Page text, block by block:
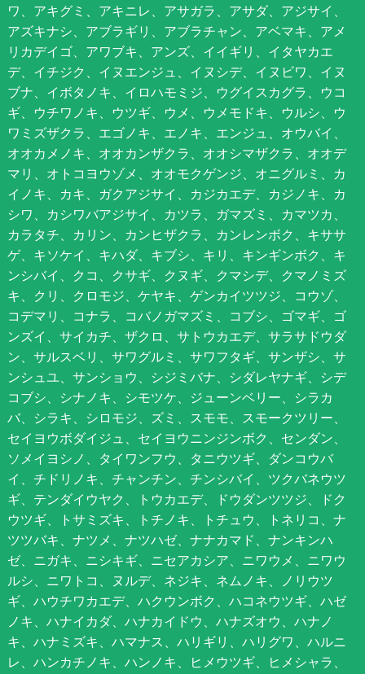
ワ、アキグミ、アキニレ、アサガラ、アサダ、アジサイ、
アズキナシ、アブラギリ、アブラチャン、アベマキ、アメ
リカデイゴ、アワブキ、アンズ、イイギリ、イタヤカエ
デ、イチジク、イヌエンジュ、イヌシデ、イヌビワ、イヌ
ブナ、イボタノキ、イロハモミジ、ウグイスカグラ、ウコ
ギ、ウチワノキ、ウツギ、ウメ、ウメモドキ、ウルシ、ウ
ワミズザクラ、エゴノキ、エノキ、エンジュ、オウバイ、
オオカメノキ、オオカンザクラ、オオシマザクラ、オオデ
マリ、オトコヨウゾメ、オオモクゲンジ、オニグルミ、カ
イノキ、カキ、ガクアジサイ、カジカエデ、カジノキ、カ
シワ、カシワバアジサイ、カツラ、ガマズミ、カマツカ、
カラタチ、カリン、カンヒザクラ、カンレンボク、キササ
ゲ、キソケイ、キハダ、キブシ、キリ、キンギンボク、キ
ンシバイ、クコ、クサギ、クヌギ、クマシデ、クマノミズ
キ、クリ、クロモジ、ケヤキ、ゲンカイツツジ、コウゾ、
コデマリ、コナラ、コバノガマズミ、コブシ、ゴマギ、ゴ
ンズイ、サイカチ、ザクロ、サトウカエデ、サラサドウダ
ン、サルスベリ、サワグルミ、サワフタギ、サンザシ、サ
ンシュユ、サンショウ、シジミバナ、シダレヤナギ、シデ
コブシ、シナノキ、シモツケ、ジューンベリー、シラカ
バ、シラキ、シロモジ、ズミ、スモモ、スモークツリー、
セイヨウボダイジュ、セイヨウニンジンボク、センダン、
ソメイヨシノ、タイワンフウ、タニウツギ、ダンコウバ
イ、チドリノキ、チャンチン、チンシバイ、ツクバネウツ
ギ、テンダイウヤク、トウカエデ、ドウダンツツジ、ドク
ウツギ、トサミズキ、トチノキ、トチュウ、トネリコ、ナ
ツツバキ、ナツメ、ナツハゼ、ナナカマド、ナンキンハ
ゼ、ニガキ、ニシキギ、ニセアカシア、ニワウメ、ニワウ
ルシ、ニワトコ、ヌルデ、ネジキ、ネムノキ、ノリウツ
ギ、ハウチワカエデ、ハクウンボク、ハコネウツギ、ハゼ
ノキ、ハナイカダ、ハナカイドウ、ハナズオウ、ハナノ
キ、ハナミズキ、ハマナス、ハリギリ、ハリグワ、ハルニ
レ、ハンカチノキ、ハンノキ、ヒメウツギ、ヒメシャラ、